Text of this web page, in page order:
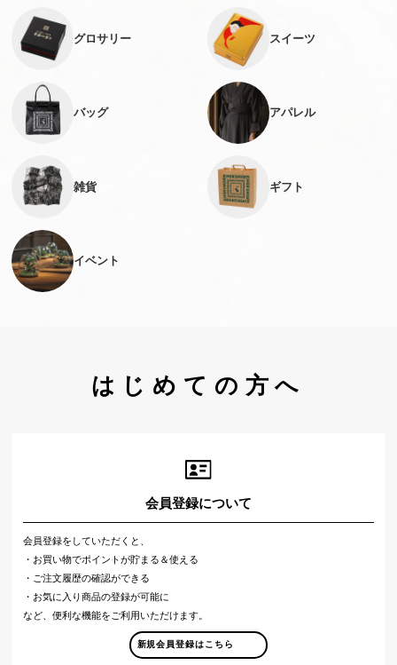
グロサリー スイーツ
バッグ アパレル
雑貨 ギフト
イベント
はじめての方へ
会員登録について
会員登録をしていただくと、
・お買い物でポイントが貯まる＆使える
・ご注文履歴の確認ができる
・お気に入り商品の登録が可能に
など、便利な機能をご利用いただけます。
新規会員登録はこちら